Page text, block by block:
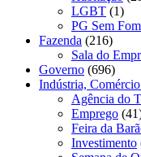
LGBT (1)
PG Sem
Fazenda (216)
Sala do
Governo (696)
Indústria,
Agência do
Emprego
Feira da
Investimento